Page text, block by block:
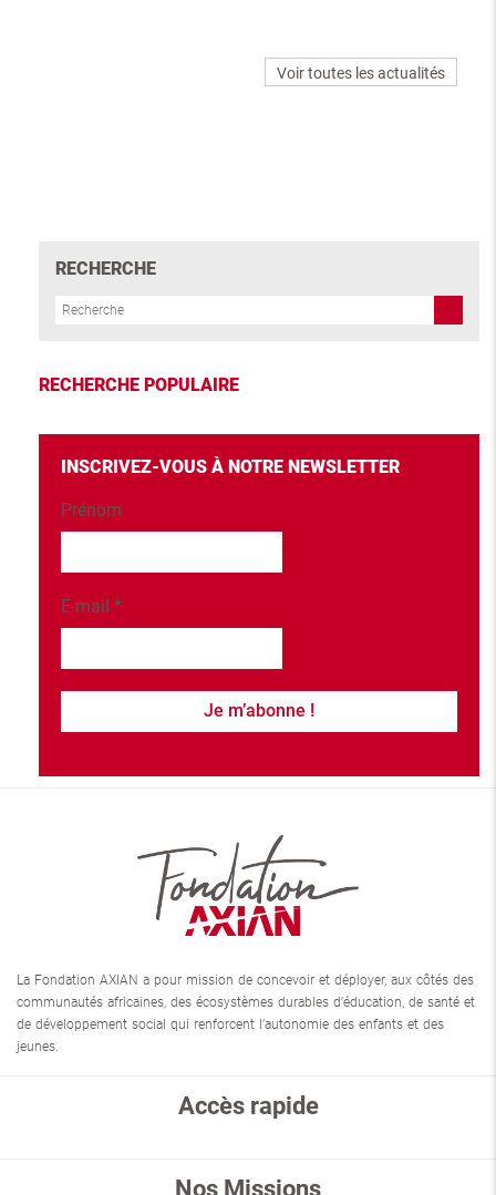
Voir toutes les actualités
RECHERCHE
RECHERCHE POPULAIRE
INSCRIVEZ-VOUS À NOTRE NEWSLETTER
Prénom
E-mail *
La Fondation AXIAN a pour mission de concevoir et déployer, aux côtés des
communautés africaines, des écosystèmes durables d’éducation, de santé et
de développement social qui renforcent l’autonomie des enfants et des
jeunes.
Accès rapide
Nos Missions